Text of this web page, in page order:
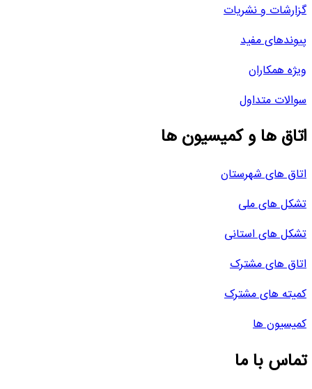
گزارشات و نشریات
پیوندهای مفید
ویژه همکاران
سوالات متداول
اتاق ها و کمیسیون ها
اتاق های شهرستان
تشکل های ملی
تشکل های استانی
اتاق های مشترک
کمیته های مشترک
کمیسیون ها
تماس با ما